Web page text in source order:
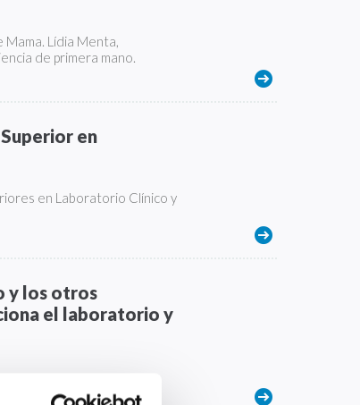
Lídia Menta,
de primera mano.
en
en Laboratorio Clínico y
y los otros
el laboratorio y